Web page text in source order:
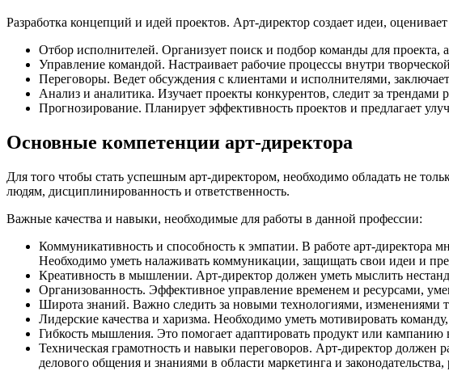
Разработка концепций и идей проектов. Арт-директор создает идеи,
Отбор исполнителей. Организует поиск и подбор команды для
Управление командой. Настраивает рабочие процессы внутри
Переговоры. Ведет обсуждения с клиентами и исполнителями,
Анализ и аналитика. Изучает проекты конкурентов, следит за трендами
Прогнозирование. Планирует эффективность проектов и предлагает
Основные компетенции арт-директора
Для того чтобы стать успешным арт-директором, необходимо обладать не
людям, дисциплинированность и ответственность.
Важные качества и навыки, необходимые для работы в данной профессии:
Коммуникативность и способность к эмпатии. В работе арт-директора
Необходимо уметь налаживать коммуникации, защищать свои идеи и
Креативность в мышлении. Арт-директор должен уметь мыслить
Организованность. Эффективное управление временем и ресурсами,
Широта знаний. Важно следить за новыми технологиями, изменениями
Лидерские качества и харизма. Необходимо уметь мотивировать
Гибкость мышления. Это помогает адаптировать продукт или кампанию
Техническая грамотность и навыки переговоров. Арт-директор должен
делового общения и знаниями в области маркетинга и